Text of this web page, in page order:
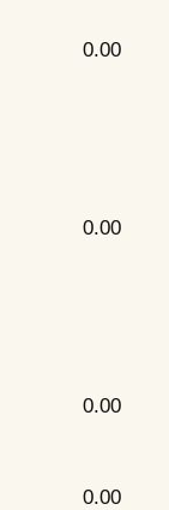
0.00
0.00
0.00
0.00